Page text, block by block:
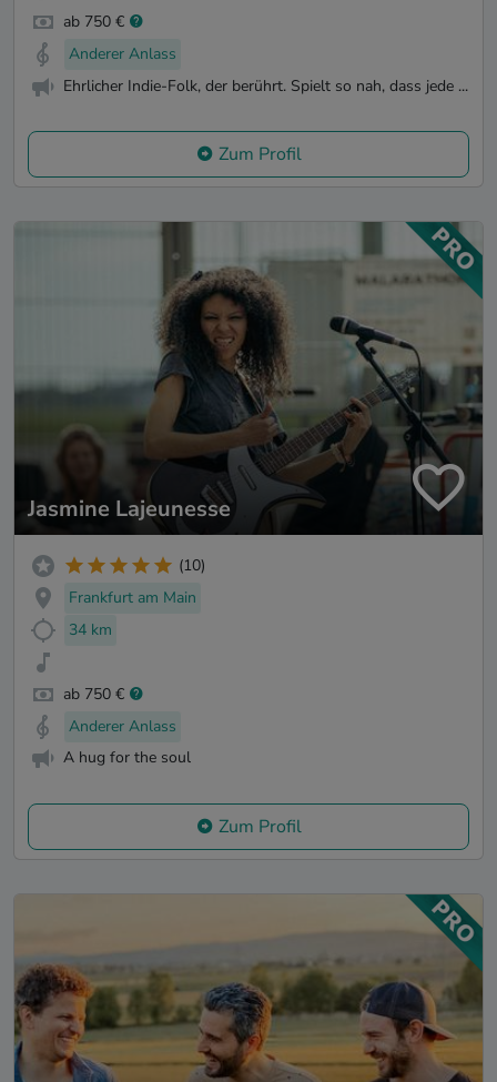
ab 750 €
Anderer Anlass
Ehrlicher Indie-Folk, der berührt. Spielt so nah, dass jede ...
Zum Profil
Jasmine Lajeunesse
(10)
Frankfurt am Main
34 km
ab 750 €
Anderer Anlass
A hug for the soul
Zum Profil